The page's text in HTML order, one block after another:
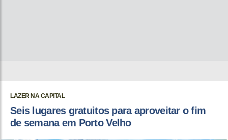
LAZER NA CAPITAL
Seis lugares gratuitos para aproveitar o fim
de semana em Porto Velho